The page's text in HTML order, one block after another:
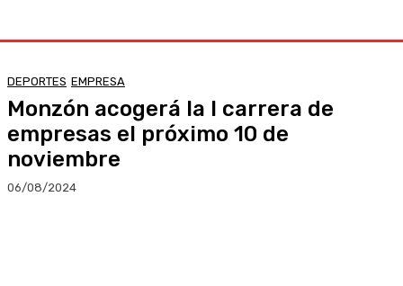
DEPORTES EMPRESA
Monzón acogerá la I carrera de
empresas el próximo 10 de
noviembre
06/08/2024